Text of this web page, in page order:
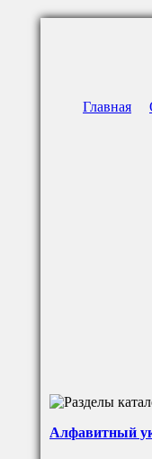
Главная
Алфавитный